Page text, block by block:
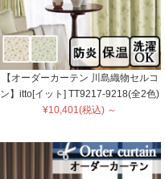
【オーダーカーテン 川島織物セルコ
ン】itto[イット] TT9217-9218(全2色)
¥10,401(税込) ～